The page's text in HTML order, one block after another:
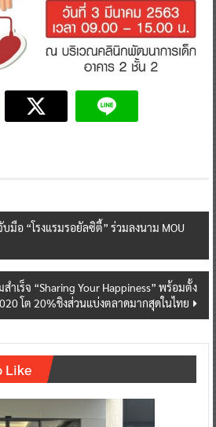
บมือ “โรงแรมรอยัลซิตี้” ร่วมลงนาม MOU
สำเร็จ “Sharing Your Happiness” พร้อมตั้ง
โต 20%ชิงส่วนแบ่งตลาดมากสุดในไทย
Like